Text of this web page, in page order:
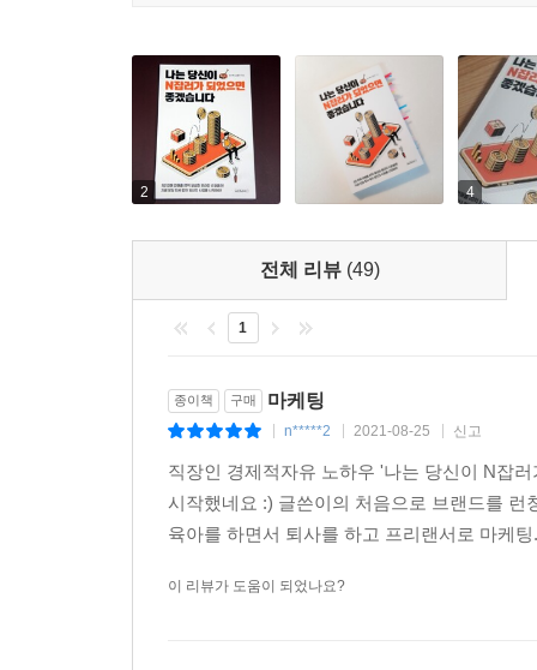
2 4
전체 리뷰 (49)
1
종이책 구매 마케팅
n*****2 2021-08-25 신고
직장인 경제적자유 노하우 '나는 당신이 N잡
시작했네요 :) 글쓴이의 처음으로 브랜드를
육아를 하면서 퇴사를 하고 프리랜서로 마케
이 리뷰가 도움이 되었나요?